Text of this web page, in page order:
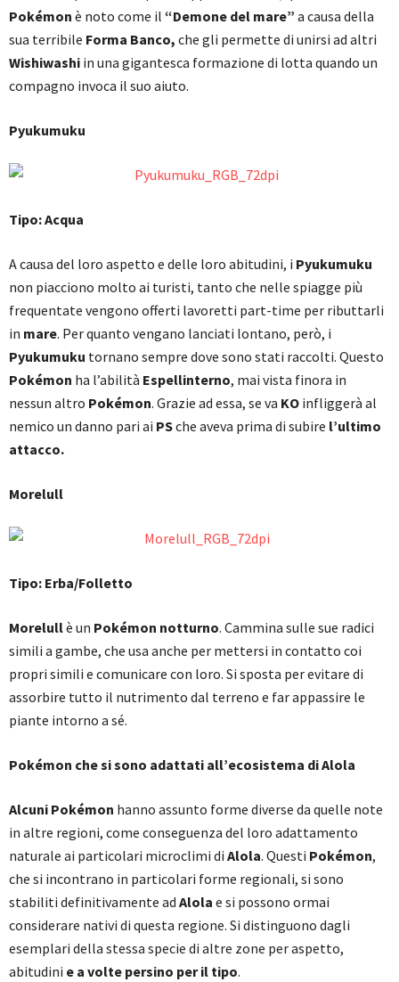
Pokémon è noto come il “Demone del mare” a causa della
sua terribile Forma Banco, che gli permette di unirsi ad altri
Wishiwashi in una gigantesca formazione di lotta quando un
compagno invoca il suo aiuto.
Pyukumuku
Tipo: Acqua
A causa del loro aspetto e delle loro abitudini, i Pyukumuku
non piacciono molto ai turisti, tanto che nelle spiagge più
frequentate vengono offerti lavoretti part-time per ributtarli
in mare. Per quanto vengano lanciati lontano, però, i
Pyukumuku tornano sempre dove sono stati raccolti. Questo
Pokémon ha l’abilità Espellinterno, mai vista finora in
nessun altro Pokémon. Grazie ad essa, se va KO infliggerà al
nemico un danno pari ai PSche aveva prima di subire l’ultimo
attacco.
Morelull
Tipo: Erba/Folletto
Morelullè un Pokémon notturno. Cammina sulle sue radici
simili a gambe, che usa anche per mettersi in contatto coi
propri simili e comunicare con loro. Si sposta per evitare di
assorbire tutto il nutrimento dal terreno e far appassire le
piante intorno a sé.
Pokémon che si sono adattati all’ecosistema di Alola
Alcuni Pokémon hanno assunto forme diverse da quelle note
in altre regioni, come conseguenza del loro adattamento
naturale ai particolari microclimi di Alola. Questi Pokémon,
che si incontrano in particolari forme regionali, si sono
stabiliti definitivamente ad Alola e si possono ormai
considerare nativi di questa regione. Si distinguono dagli
esemplari della stessa specie di altre zone per aspetto,
abitudini e a volte persino per il tipo.